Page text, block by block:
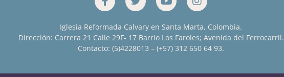
Iglesia Reformada Calvary en Santa Marta, Colombia.
Dirección: Carrera 21 Calle 29F- 17 Barrio Los Faroles; Avenida del Ferrocarril.
Contacto: (5)4228013 – (+57) 312 650 64 93.